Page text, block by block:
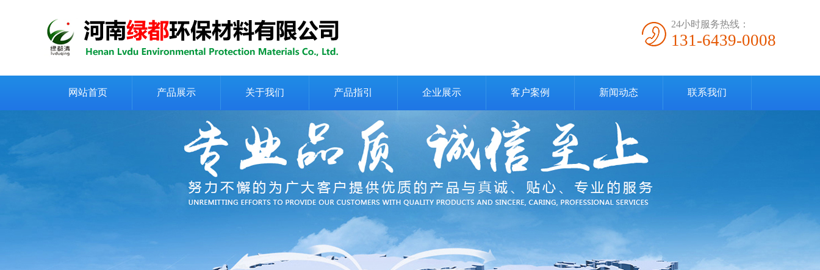
24小时服务热线：
131-6439-0008
网站首页 产品展示 关于我们 产品指引 企业展示 客户案例 新闻动态 联系我们